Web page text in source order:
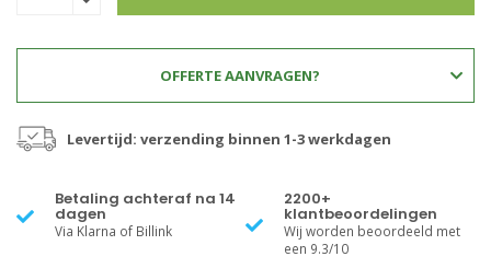
OFFERTE AANVRAGEN?
Levertijd: verzending binnen 1-3 werkdagen
Betaling achteraf na 14
dagen
Via Klarna of Billink
2200+
klantbeoordelingen
Wij worden beoordeeld met
een 9.3/10